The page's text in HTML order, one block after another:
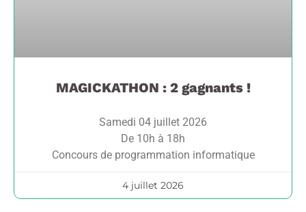
MAGICKATHON : 2 gagnants !
Samedi 04 juillet 2026
De 10h à 18h
Concours de programmation informatique
4 juillet 2026